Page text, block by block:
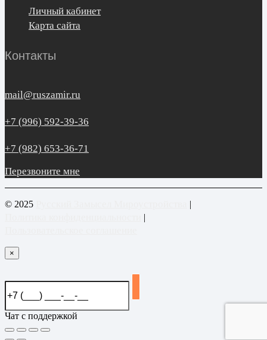
Личный кабинет
Карта сайта
Контакты
mail@ruszamir.ru
+7 (996) 592-39-36
+7 (982) 653-36-71
Перезвоните мне
© 2025 |
|
×
Чат с поддержкой